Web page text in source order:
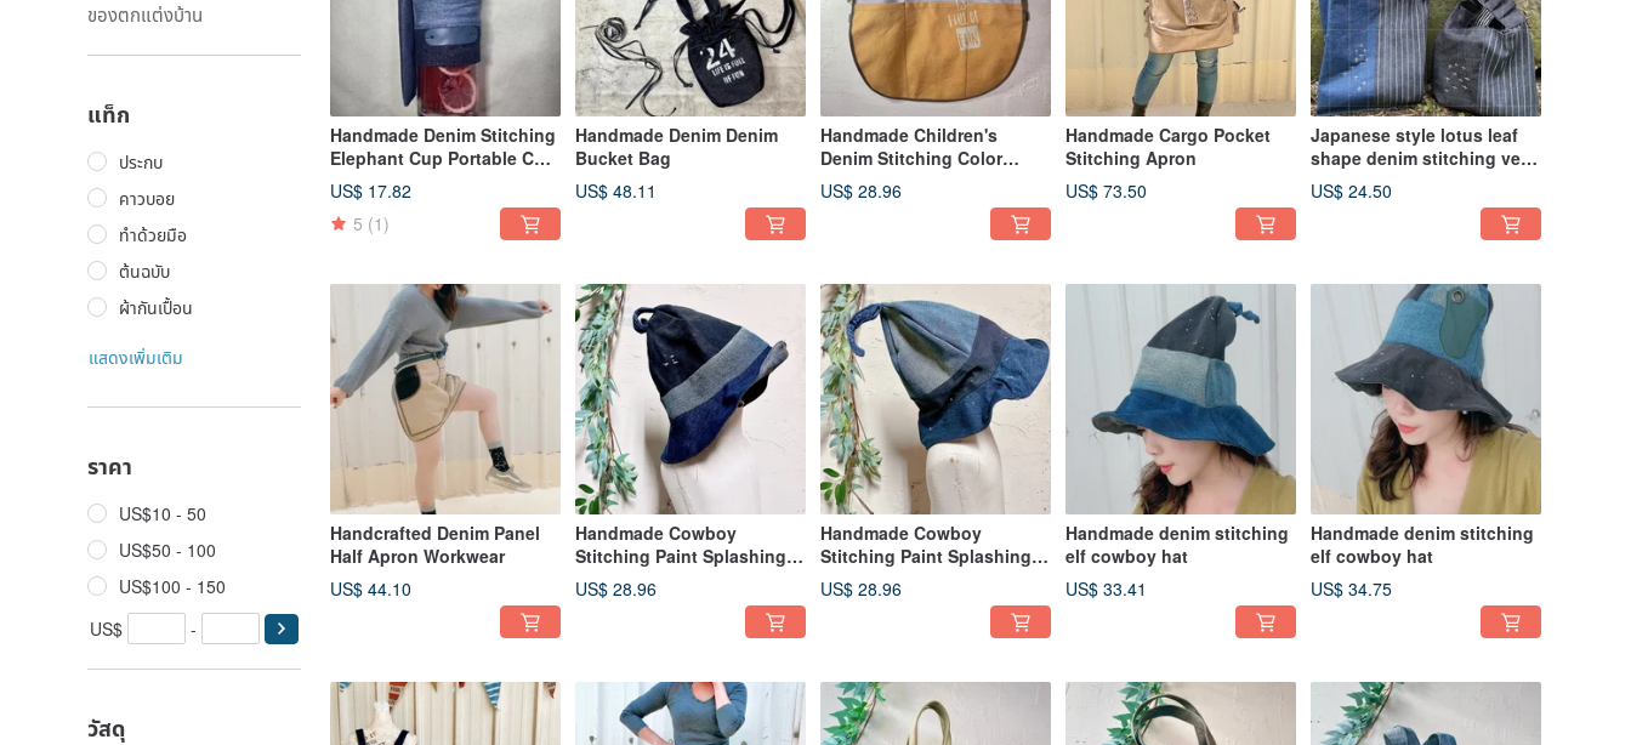
ของตกแต่งบ้าน
แท็ก
ประกบ
คาวบอย
ทำด้วยมือ
ต้นฉบับ
ผ้ากันเปื้อน
แสดงเพิ่มเติม
ราคา
US$10 - 50
US$50 - 100
US$100 - 150
US$
-
วัสดุ
Handmade Denim Stitching
Elephant Cup Portable Cup
with Straw Storage
US$ 17.82
5 (1)
Handmade Denim Denim
Bucket Bag
US$ 48.11
Handmade Children's
Denim Stitching Color
Contrast Apron S Size
US$ 28.96
Handmade Cargo Pocket
Stitching Apron
US$ 73.50
Japanese style lotus leaf
shape denim stitching vest
bag
US$ 24.50
Handcrafted Denim Panel
Half Apron Workwear
US$ 44.10
Handmade Cowboy
Stitching Paint Splashing
Cowboy Hat Big Kids
US$ 28.96
Handmade Cowboy
Stitching Paint Splashing
Cowboy Hat Big Kids
US$ 28.96
Handmade denim stitching
elf cowboy hat
US$ 33.41
Handmade denim stitching
elf cowboy hat
US$ 34.75